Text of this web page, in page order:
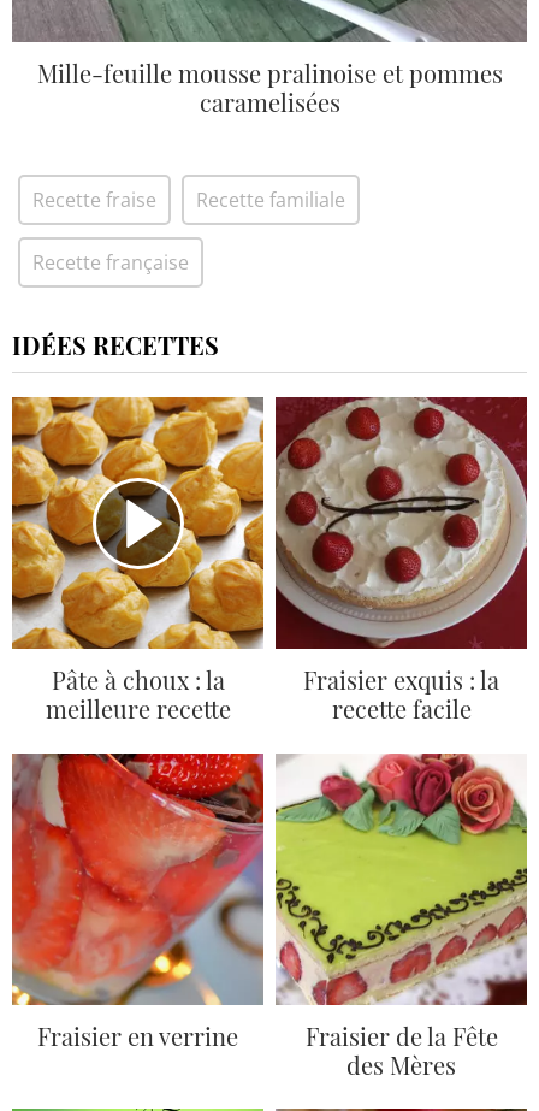
Mille-feuille mousse pralinoise et pommes
caramelisées
Recette fraise Recette familiale
Recette française
IDÉES RECETTES
Pâte à choux : la
meilleure recette
Fraisier exquis : la
recette facile
Fraisier en verrine
Fraisier de la Fête
des Mères